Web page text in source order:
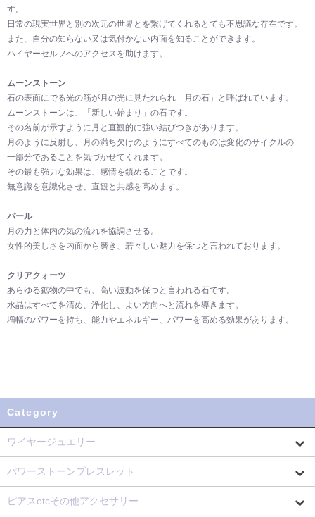
す。
日常の現実世界と別の次元の世界とを繋げてくれるとても不思議な存在です。
また、自分の知らない又は気付かない内面を知ることができます。
ハイヤーセルフへのアクセスを助けます。
ムーンストーン
石の表面にでる光の筋が月の光に見たれられ「月の石」と呼ばれています。
ムーンストーンは、「新しい始まり」の石です。
その名前が示すように月と直観的に強い結びつきがあります。
月のように反射し、月の満ち欠けのようにすべてのものは変化のサイクルの
一部分であることを気づかせてくれます。
その最も強力な効果は、感情を鎮めることです。
無意識を意識化させ、直観と共感を高めます。
パール
月の力と体内の気の流れを協調させる。
女性的美しさを内面から磨き、若々しい魅力を保つと言われております。
クリアクォーツ
あらゆる鉱物の中でも、高い波動を保つと言われる石です。
水晶はすべてを清め、浄化し、よい方向へと流れを導きます。
増幅のパワーを持ち、能力やエネルギー、パワーを高める効果があります。
Category
ワイヤージュエリー
パワーストーンブレスレット
ピアスetcその他アクセサリー